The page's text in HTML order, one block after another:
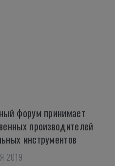
форум принимает
производителей
инструментов
2019